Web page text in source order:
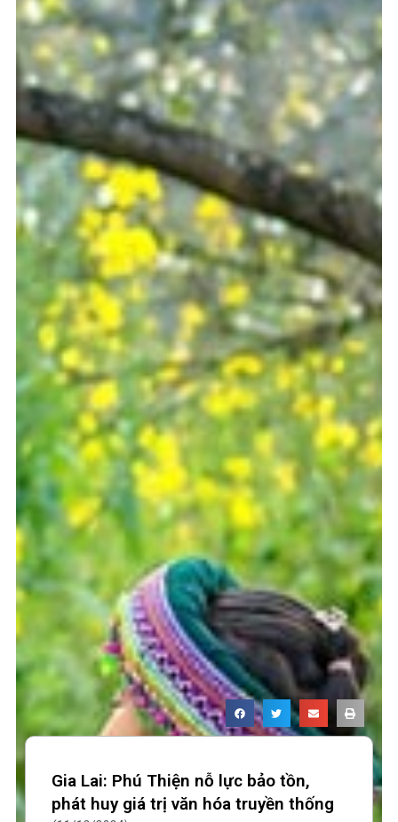
Gia Lai: Phú Thiện nỗ lực bảo tồn,
phát huy giá trị văn hóa truyền thống